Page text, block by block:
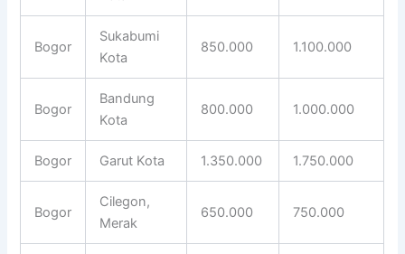
Bogor
Sukabumi
Kota
850.000 1.100.000
Bogor
Bandung
Kota
800.000 1.000.000
Bogor Garut Kota 1.350.000 1.750.000
Bogor
Cilegon,
Merak
650.000 750.000